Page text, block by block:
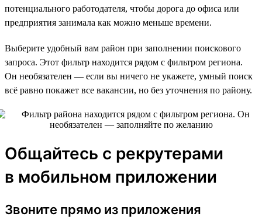
потенциального работодателя, чтобы дорога до офиса или
предприятия занимала как можно меньше времени.
Выберите удобный вам район при заполнении поискового
запроса. Этот фильтр находится рядом с фильтром региона.
Он необязателен — если вы ничего не укажете, умный поиск
всё равно покажет все вакансии, но без уточнения по району.
Общайтесь с рекрутерами
в мобильном приложении
Звоните прямо из приложения